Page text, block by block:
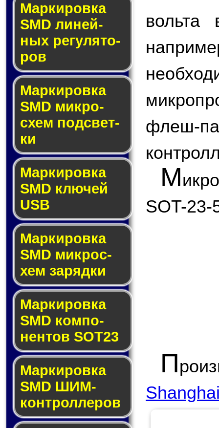
Маркировка
SMD ли­ней­
ных ре­гу­ля­то­
ров
Маркировка
SMD мик­ро­
схем под­свет­
ки
Маркировка
SMD клю­чей
USB
Маркировка
SMD мик­рос­
хем за­ряд­ки
Маркировка
SMD ком­по­
нен­тов SOT23
Маркировка
SMD ШИМ-
кон­трол­ле­ров
вольта
М
SOT-23-
П